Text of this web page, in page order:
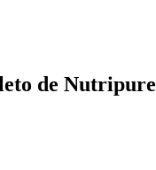
de Nutripure